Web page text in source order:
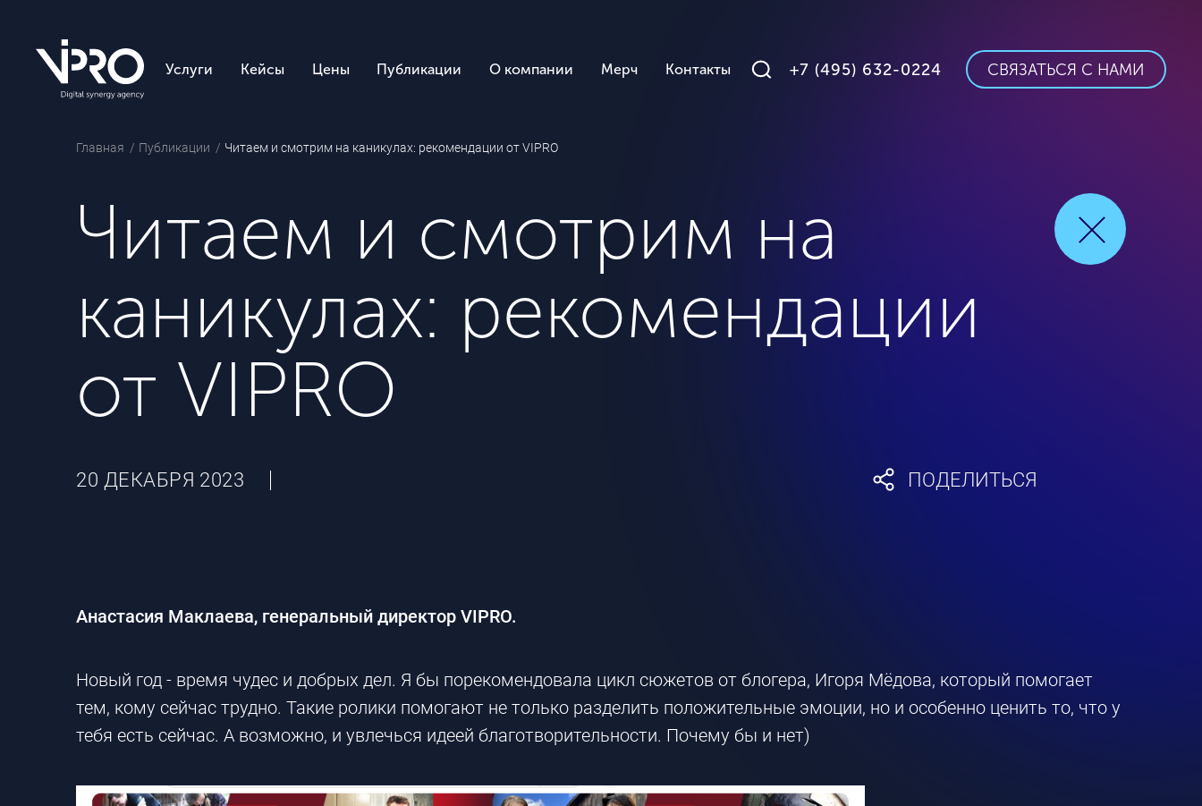
Услуги Кейсы Цены Публикации О компании Мерч Контакты +7 (495) 632-0224 СВЯЗАТЬСЯ С НАМИ
Главная Публикации Читаем и смотрим на каникулах: рекомендации от VIPRO
Читаем и смотрим на
каникулах: рекомендации
от VIPRO
20 ДЕКАБРЯ 2023 ПОДЕЛИТЬСЯ
Анастасия Маклаева, генеральный директор VIPRO.
Новый год - время чудес и добрых дел. Я бы порекомендовала цикл сюжетов от блогера, Игоря Мёдова, который помогает
тем, кому сейчас трудно. Такие ролики помогают не только разделить положительные эмоции, но и особенно ценить то, что у
тебя есть сейчас. А возможно, и увлечься идеей благотворительности. Почему бы и нет)